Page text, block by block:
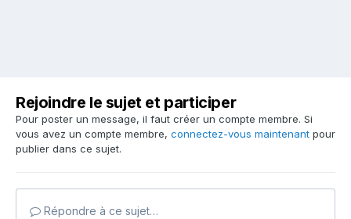
Rejoindre le sujet et participer
Pour poster un message, il faut créer un compte membre. Si
vous avez un compte membre, connectez-vous maintenant pour
publier dans ce sujet.
Répondre à ce sujet…